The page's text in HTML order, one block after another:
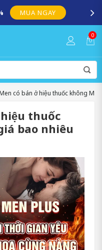
MUA NGAY
0
có bán ở hiệu thuốc không
thuốc
bao nhiêu